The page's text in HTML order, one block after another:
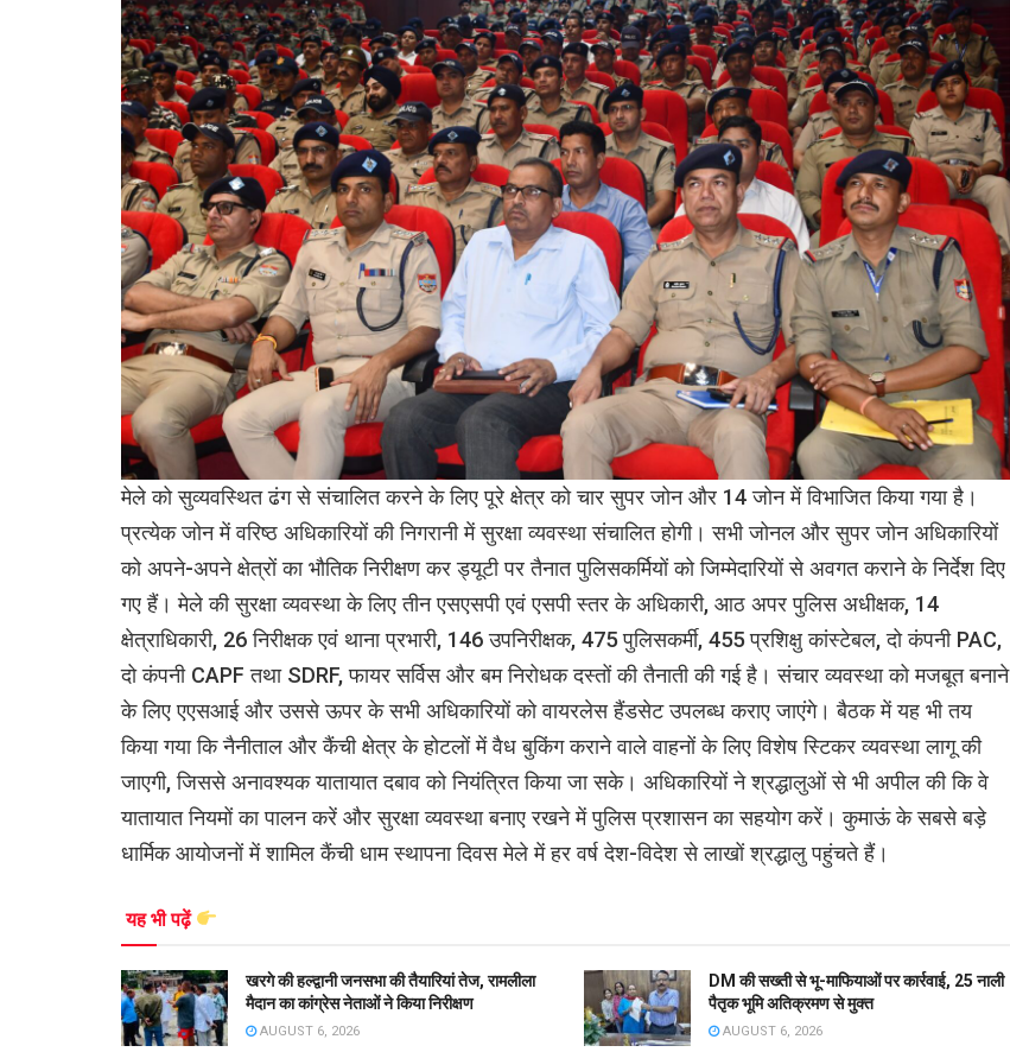
मेले को सुव्यवस्थित ढंग से संचालित करने के लिए पूरे क्षेत्र को चार सुपर जोन और 14 जोन में विभाजित किया गया है।
प्रत्येक जोन में वरिष्ठ अधिकारियों की निगरानी में सुरक्षा व्यवस्था संचालित होगी। सभी जोनल और सुपर जोन अधिकारियों
को अपने-अपने क्षेत्रों का भौतिक निरीक्षण कर ड्यूटी पर तैनात पुलिसकर्मियों को जिम्मेदारियों से अवगत कराने के निर्देश दिए
गए हैं। मेले की सुरक्षा व्यवस्था के लिए तीन एसएसपी एवं एसपी स्तर के अधिकारी, आठ अपर पुलिस अधीक्षक, 14
क्षेत्राधिकारी, 26 निरीक्षक एवं थाना प्रभारी, 146 उपनिरीक्षक, 475 पुलिसकर्मी, 455 प्रशिक्षु कांस्टेबल, दो कंपनी PAC,
दो कंपनी CAPF तथा SDRF, फायर सर्विस और बम निरोधक दस्तों की तैनाती की गई है। संचार व्यवस्था को मजबूत बनाने
के लिए एएसआई और उससे ऊपर के सभी अधिकारियों को वायरलेस हैंडसेट उपलब्ध कराए जाएंगे। बैठक में यह भी तय
किया गया कि नैनीताल और कैंची क्षेत्र के होटलों में वैध बुकिंग कराने वाले वाहनों के लिए विशेष स्टिकर व्यवस्था लागू की
जाएगी, जिससे अनावश्यक यातायात दबाव को नियंत्रित किया जा सके। अधिकारियों ने श्रद्धालुओं से भी अपील की कि वे
यातायात नियमों का पालन करें और सुरक्षा व्यवस्था बनाए रखने में पुलिस प्रशासन का सहयोग करें। कुमाऊं के सबसे बड़े
धार्मिक आयोजनों में शामिल कैंची धाम स्थापना दिवस मेले में हर वर्ष देश-विदेश से लाखों श्रद्धालु पहुंचते हैं।
यह भी पढ़ें
खरगे की हल्द्वानी जनसभा की तैयारियां तेज, रामलीला
मैदान का कांग्रेस नेताओं ने किया निरीक्षण
AUGUST 6, 2026
DM की सख्ती से भू-माफियाओं पर कार्रवाई, 25 नाली
पैतृक भूमि अतिक्रमण से मुक्त
AUGUST 6, 2026